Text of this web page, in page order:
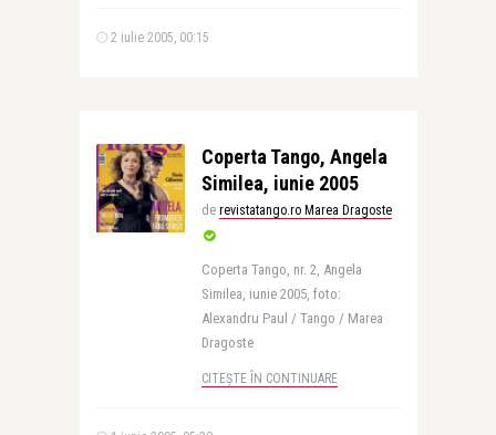
2 iulie 2005, 00:15
Coperta Tango, Angela
Similea, iunie 2005
de revistatango.ro Marea Dragoste
Coperta Tango, nr. 2, Angela
Similea, iunie 2005, foto:
Alexandru Paul / Tango / Marea
Dragoste
CITEȘTE ÎN CONTINUARE